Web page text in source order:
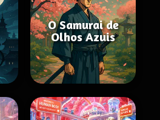
O Samurai de
Olhos Azuis